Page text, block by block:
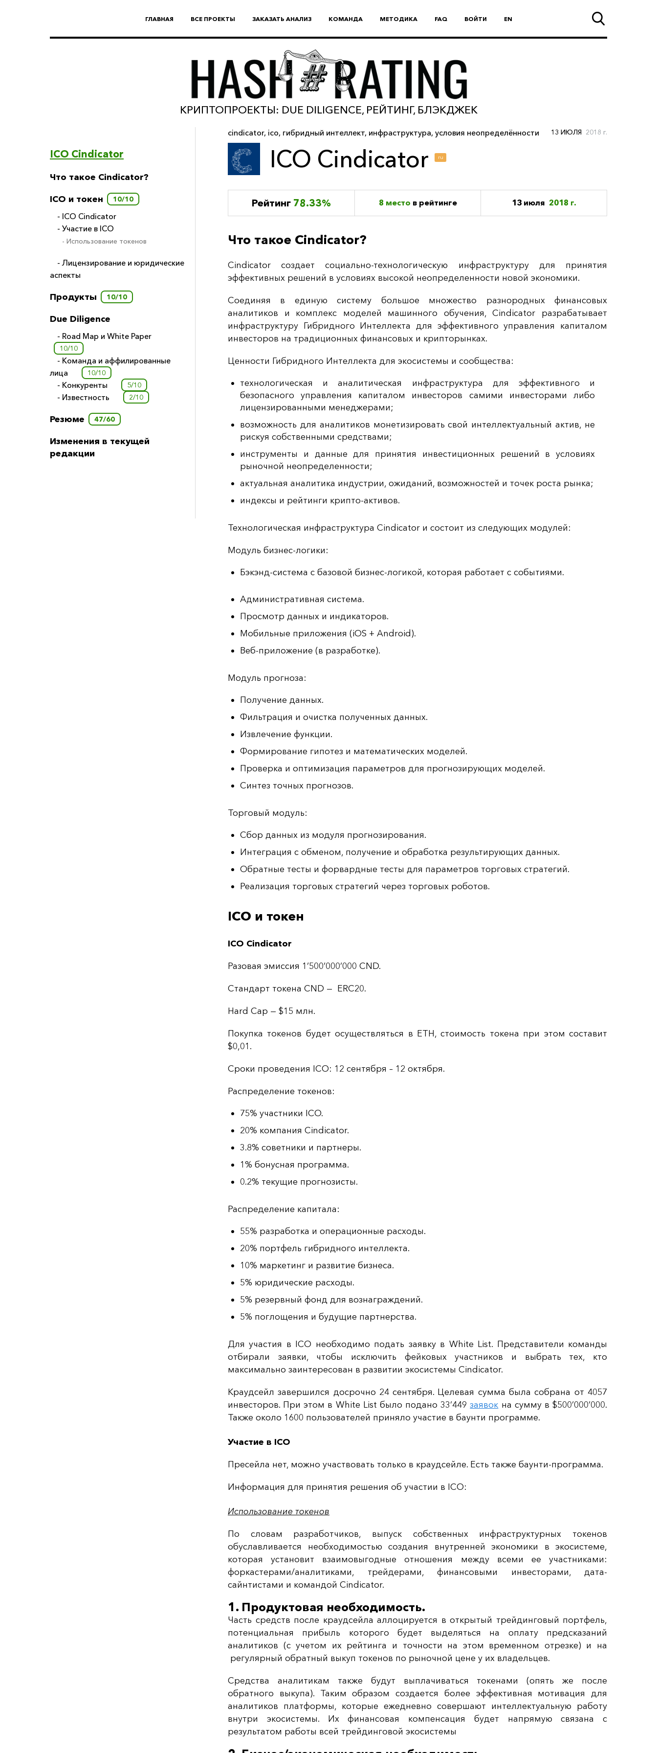
ГЛАВНАЯ ВСЕ ПРОЕКТЫ ЗАКАЗАТЬ АНАЛИЗ КОМАНДА МЕТОДИКА FAQ ВОЙТИ EN
КРИПТОПРОЕКТЫ: DUE DILIGENCE, РЕЙТИНГ, БЛЭКДЖЕК
ICO Cindicator
Что такое Cindicator?
ICO и токен 10/10
- ICO Cindicator
- Участие в ICO
- Использование токенов
- Лицензирование и юридические
аспекты
Продукты 10/10
Due Diligence
- Road Map и White Paper
10/10
- Команда и аффилированные
лица
10/10
- Конкуренты 5/10
- Известность 2/10
Резюме 47/60
Изменения в текущей
редакции
cindicator, ico, гибридный интеллект, инфраструктура, условия неопределённости 13 ИЮЛЯ 2018 г.
ICO Cindicator ru
Рейтинг 78.33% 8 место в рейтинге 13 июля 2018 г.
Что такое Cindicator?
Cindicator создает социально-технологическую инфраструктуру для принятия
эффективных решений в условиях высокой неопределенности новой экономики.
Соединяя в единую систему большое множество разнородных финансовых
аналитиков и комплекс моделей машинного обучения, Cindicator разрабатывает
инфраструктуру Гибридного Интеллекта для эффективного управления капиталом
инвесторов на традиционных финансовых и крипторынках.
Ценности Гибридного Интеллекта для экосистемы и сообщества:
технологическая и аналитическая инфраструктура для эффективного и
безопасного управления капиталом инвесторов самими инвесторами либо
лицензированными менеджерами;
возможность для аналитиков монетизировать свой интеллектуальный актив, не
рискуя собственными средствами;
инструменты и данные для принятия инвестиционных решений в условиях
рыночной неопределенности;
актуальная аналитика индустрии, ожиданий, возможностей и точек роста рынка;
индексы и рейтинги крипто-активов.
Технологическая инфраструктура Cindicator и состоит из следующих модулей:
Модуль бизнес-логики:
Бэкэнд-система с базовой бизнес-логикой, которая работает с событиями.
Административная система.
Просмотр данных и индикаторов.
Мобильные приложения (iOS + Android).
Веб-приложение (в разработке).
Модуль прогноза:
Получение данных.
Фильтрация и очистка полученных данных.
Извлечение функции.
Формирование гипотез и математических моделей.
Проверка и оптимизация параметров для прогнозирующих моделей.
Синтез точных прогнозов.
Торговый модуль:
Сбор данных из модуля прогнозирования.
Интеграция с обменом, получение и обработка результирующих данных.
Обратные тесты и форвардные тесты для параметров торговых стратегий.
Реализация торговых стратегий через торговых роботов.
ICO и токен
ICO Cindicator
Разовая эмиссия 1’500’000’000 CND.
Стандарт токена CND — ERC20.
Hard Cap — $15 млн.
Покупка токенов будет осуществляться в ETH, стоимость токена при этом составит
$0,01.
Сроки проведения ICO: 12 сентября – 12 октября.
Распределение токенов:
75% участники ICO.
20% компания Cindicator.
3.8% советники и партнеры.
1% бонусная программа.
0.2% текущие прогнозисты.
Распределение капитала:
55% разработка и операционные расходы.
20% портфель гибридного интеллекта.
10% маркетинг и развитие бизнеса.
5% юридические расходы.
5% резервный фонд для вознаграждений.
5% поглощения и будущие партнерства.
Для участия в ICO необходимо подать заявку в White List. Представители команды
отбирали заявки, чтобы исключить фейковых участников и выбрать тех, кто
максимально заинтересован в развитии экосистемы Cindicator.
Краудсейл завершился досрочно 24 сентября. Целевая сумма была собрана от 4057
инвесторов. При этом в White List было подано 33’449заявок на сумму в $500’000’000.
Также около 1600 пользователей приняло участие в баунти программе.
Участие в ICO
Пресейла нет, можно участвовать только в краудсейле. Есть также баунти-программа.
Информация для принятия решения об участии в ICO:
Использование токенов
По словам разработчиков, выпуск собственных инфраструктурных токенов
обуславливается необходимостью создания внутренней экономики в экосистеме,
которая установит взаимовыгодные отношения между всеми ее участниками:
форкастерами/аналитиками, трейдерами, финансовыми инвесторами, дата-
сайнтистами и командой Cindicator.
1. Продуктовая необходимость.
Часть средств после краудсейла аллоцируется в открытый трейдинговый портфель,
потенциальная прибыль которого будет выделяться на оплату предсказаний
аналитиков (с учетом их рейтинга и точности на этом временном отрезке) и на
регулярный обратный выкуп токенов по рыночной цене у их владельцев.
Средства аналитикам также будут выплачиваться токенами (опять же после
обратного выкупа). Таким образом создается более эффективная мотивация для
аналитиков платформы, которые ежедневно совершают интеллектуальную работу
внутри экосистемы. Их финансовая компенсация будет напрямую связана с
результатом работы всей трейдинговой экосистемы